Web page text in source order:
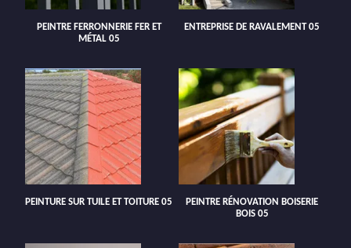
PEINTRE FERRONNERIE FER ET
MÉTAL 05
ENTREPRISE DE RAVALEMENT 05
PEINTURE SUR TUILE ET TOITURE 05
PEINTRE RÉNOVATION BOISERIE
BOIS 05